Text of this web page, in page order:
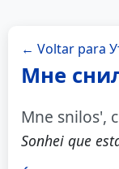
← Voltar para
Мне
Mne snilos',
Sonhei que